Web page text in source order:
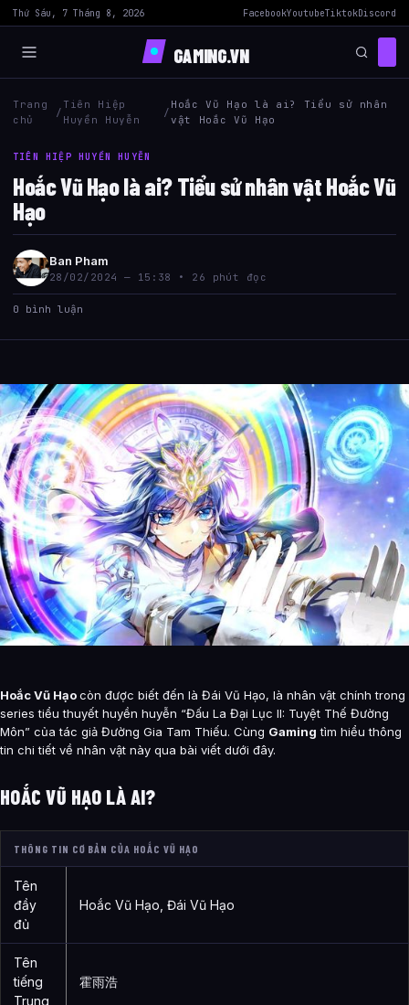
Thứ Sáu, 7 Tháng 8, 2026 FacebookYoutubeTiktokDiscord
GAMING.VN
Trang
chủ
/
Tiên Hiệp
Huyền Huyễn
/
Hoắc Vũ Hạo là ai? Tiểu sử nhân
vật Hoắc Vũ Hạo
TIÊN HIỆP HUYỀN HUYỄN
Hoắc Vũ Hạo là ai? Tiểu sử nhân vật Hoắc Vũ
Hạo
Ban Pham
28/02/2024 — 15:38 • 26 phút đọc
0 bình luận
Hoắc Vũ Hạocòn được biết đến là Đái Vũ Hạo, là nhân vật chính trong
series tiểu thuyết huyền huyễn “Đấu La Đại Lục II: Tuyệt Thế Đường
Môn” của tác giả Đường Gia Tam Thiếu. Cùng Gaming tìm hiểu thông
tin chi tiết về nhân vật này qua bài viết dưới đây.
HOẮC VŨ HẠO LÀ AI?
THÔNG TIN CƠ BẢN CỦA HOẮC VŨ HẠO
Tên
đầy
đủ
Hoắc Vũ Hạo, Đái Vũ Hạo
Tên
tiếng
Trung
霍雨浩